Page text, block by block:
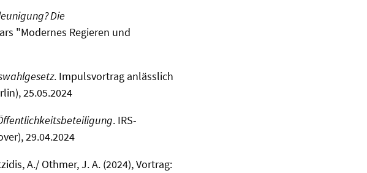
Die
"Modernes Regieren und
. Impulsvortrag anlässlich
25.05.2024
. IRS-
29.04.2024
A./ Othmer, J. A. (2024), Vortrag: